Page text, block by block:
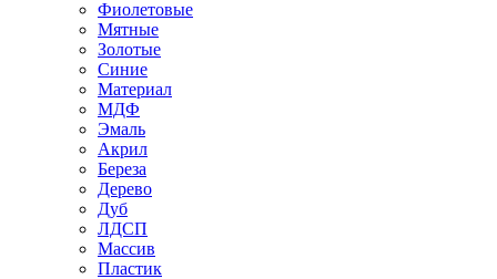
Фиолетовые
Мятные
Золотые
Синие
Материал
МДФ
Эмаль
Акрил
Береза
Дерево
Дуб
ЛДСП
Массив
Пластик